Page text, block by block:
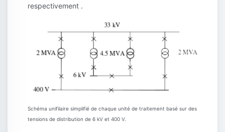
respectivement .
Schéma unifilaire simplifié de chaque unité de traitement basé sur des
tensions de distribution de 6 kV et 400 V.